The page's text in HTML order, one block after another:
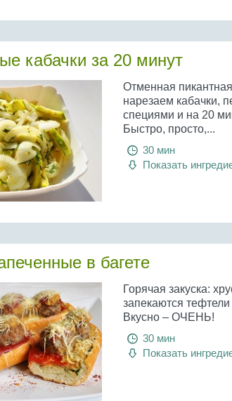
кабачки за 20 минут
Отменная
нарезаем кабачки,
специями и на 20
Быстро, просто,...
30 мин
Показать
в багете
Горячая закуска:
запекаются
Вкусно – ОЧЕНЬ!
30 мин
Показать